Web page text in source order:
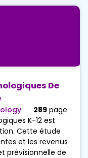
De
289 page
K-12 est
Cette étude
et les revenus
prévisionnelle de